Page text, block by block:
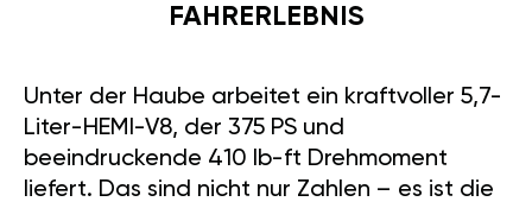
FAHRERLEBNIS
Unter der Haube arbeitet ein kraftvoller 5,7-
Liter-HEMI-V8, der 375 PS und
beeindruckende 410 lb-ft Drehmoment
liefert. Das sind nicht nur Zahlen – es ist die